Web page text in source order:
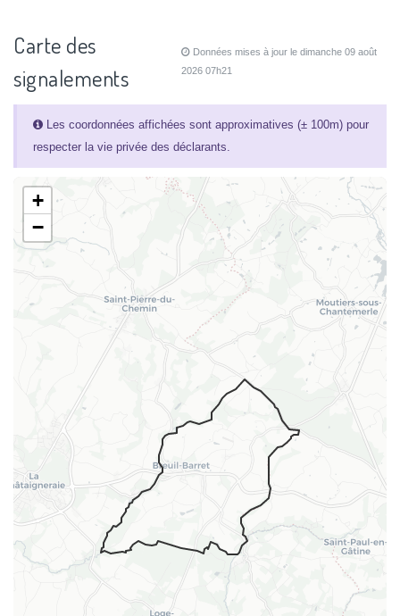
Carte des
signalements
Données mises à jour le dimanche 09 août
2026 07h21
Les coordonnées affichées sont approximatives (± 100m) pour
respecter la vie privée des déclarants.
+
−